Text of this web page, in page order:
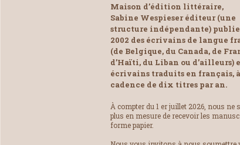
Maison d’édition littéraire,
Sabine Wespieser éditeur (une
structure indépendante)
2002 des écrivains de langue
(de Belgique, du Canada, de
d’Haïti, du Liban ou d’ailleurs)
écrivains traduits en français,
cadence de dix titres par an.
À compter du 1 er juillet 2026, nous ne
plus en mesure de recevoir les
forme papier.